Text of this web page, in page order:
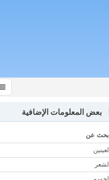
بعض المعلومات الإضافية
ابحث عن
العينين
الشعر